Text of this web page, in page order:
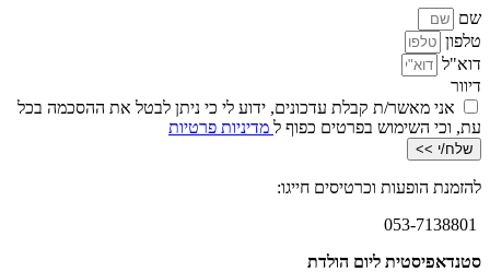
שם
טלפון
דוא"ל
דיוור
אני מאשר/ת קבלת עדכונים, ידוע לי כי ניתן לבטל את ההסכמה בכל
עת, וכי השימוש בפרטים כפוף ל מדיניות פרטיות
שלח/י >>
להזמנת הופעות וכרטיסים חייגו:
סטנדאפיסטית ליום הולדת